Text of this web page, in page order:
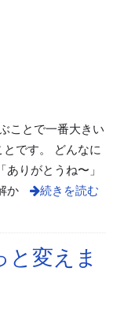
ことで一番大きい
です。 どんなに
りがとうね〜」
か
続きを読む
変えま